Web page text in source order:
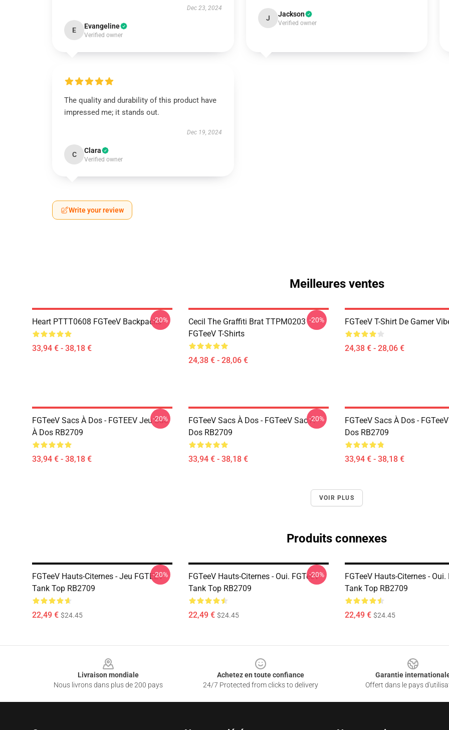
Dec 23, 2024
E Evangeline
Verified owner
J Jackson
Verified owner
The quality and durability of this product have
impressed me; it stands out.
Dec 19, 2024
C Clara
Verified owner
Write your review
Meilleures ventes
Heart PTTT0608 FGTeeV Backpacks
33,94 € - 38,18 €
-20%
Cecil The Graffiti Brat TTPM0203
FGTeeV T-Shirts
24,38 € - 28,06 €
-20% FGTeeV T-Shirt De Gamer
24,38 € - 28,06 €
FGTeeV Sacs À Dos - FGTEEV Jeu Sac
À Dos RB2709
33,94 € - 38,18 €
-20%
FGTeeV Sacs À Dos - FGTeeV Sac À
Dos RB2709
33,94 € - 38,18 €
-20%
FGTeeV Sacs À Dos -
Dos RB2709
33,94 € - 38,18 €
VOIR PLUS
Produits connexes
FGTeeV Hauts-Citernes - Jeu FGTEEV
Tank Top RB2709
22,49 € $24.45
-20%
FGTeeV Hauts-Citernes - Oui. FGTeeV
Tank Top RB2709
22,49 € $24.45
-20%
FGTeeV Hauts-Citernes - Oui.
Tank Top RB2709
22,49 € $24.45
Livraison mondiale
Nous livrons dans plus de 200 pays
Achetez en toute confiance
24/7 Protected from clicks to delivery
Garantie
Offert dans le pays